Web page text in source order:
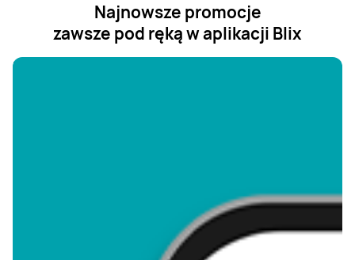
Najnowsze promocje
zawsze pod ręką w aplikacji Blix
"/>